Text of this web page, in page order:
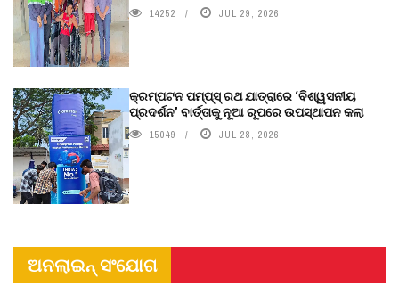
14252 JUL 29, 2026
କ୍ରମ୍ପଟନ ପମ୍ପ୍‌ସ୍‌ ରଥ ଯାତ୍ରାରେ ‘ବିଶ୍ୱସନୀୟ
ପ୍ରଦର୍ଶନ’ ବାର୍ତ୍ତାକୁ ନୂଆ ରୂପରେ ଉପସ୍ଥାପନ କଲା
15049 JUL 28, 2026
ଅନଲାଇନ୍ ସଂଯୋଗ